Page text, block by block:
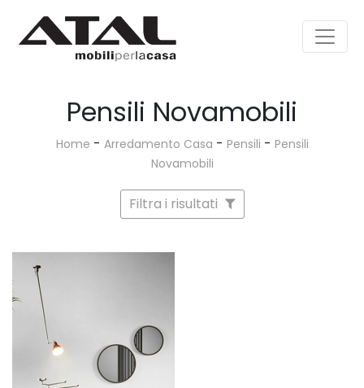
Pensili Novamobili
Home - Arredamento Casa - Pensili - Pensili
Novamobili
Filtra i risultati